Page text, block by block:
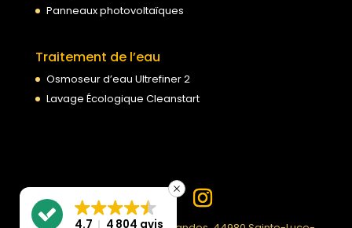
Panneaux photovoltaïques
Traitement de l’eau
Osmoseur d’eau Ultrefiner 2
Lavage Écologique Cleanstart
4.7 4 804 avis